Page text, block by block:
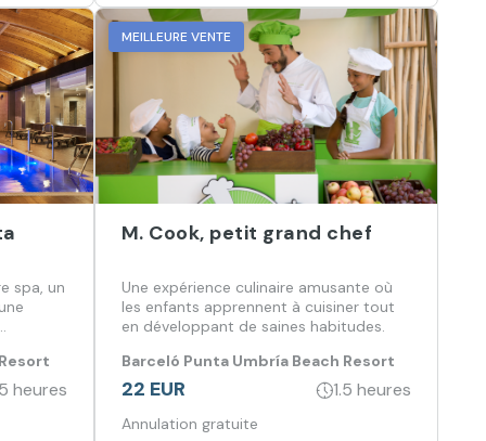
spa, un
heures
MEILLEURE VENTE
M. Cook, petit grand chef
Une expérience culinaire amusante où
les enfants apprennent à cuisiner tout
en développant de saines habitudes.
Barceló Punta Umbría Beach Resort
22 EUR 1.5 heures
Annulation gratuite